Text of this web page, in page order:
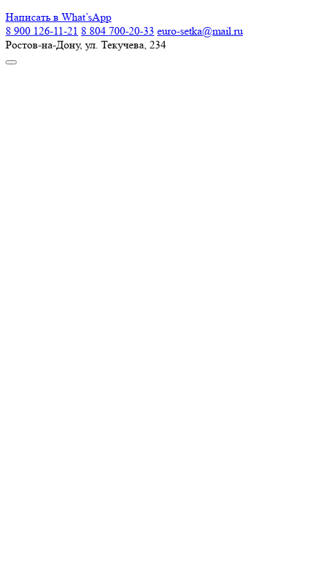
Написать в What’sApp
8 900 126-11-21 8 804 700-20-33 euro-setka@mail.ru
Ростов-на-Дону, ул. Текучева, 234